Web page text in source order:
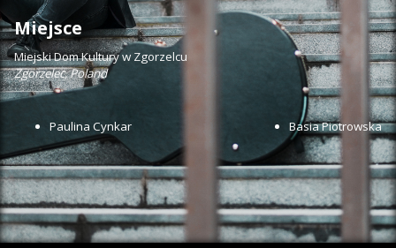
Miejsce
Miejski Dom Kultury w Zgorzelcu
Zgorzelec,Poland
Paulina Cynkar Basia Piotrowska